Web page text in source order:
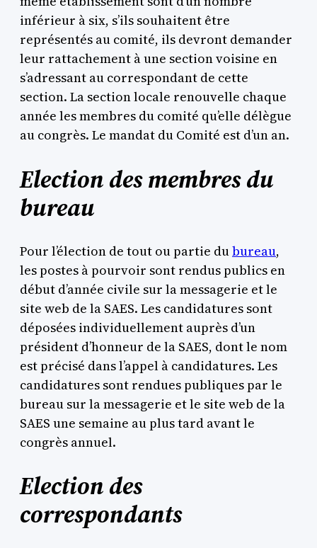
inférieur à six, s’ils souhaitent être
représentés au comité, ils devront demander
leur rattachement à une section voisine en
s’adressant au correspondant de cette
section. La section locale renouvelle chaque
année les membres du comité qu’elle délègue
au congrès. Le mandat du Comité est d’un an.
Election des membres du
bureau
Pour l’élection de tout ou partie dubureau,
les postes à pourvoir sont rendus publics en
début d’année civile sur la messagerie et le
site web de la SAES. Les candidatures sont
déposées individuellement auprès d’un
président d’honneur de la SAES, dont le nom
est précisé dans l’appel à candidatures. Les
candidatures sont rendues publiques par le
bureau sur la messagerie et le site web de la
SAES une semaine au plus tard avant le
congrès annuel.
Election des
correspondants